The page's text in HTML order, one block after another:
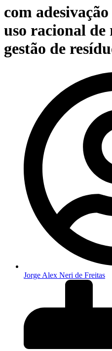
com
uso racional de
gestão de
Jorge Alex Neri de Freitas